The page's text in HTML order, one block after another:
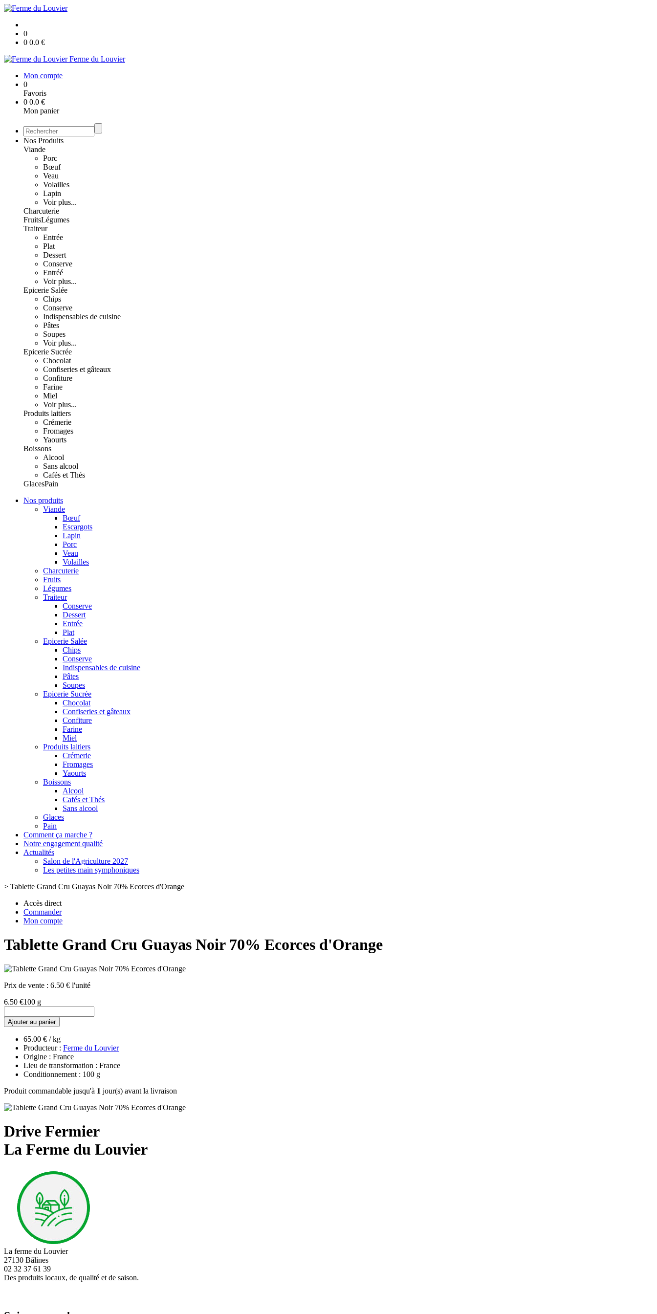
0
0 0.0 €
Ferme du Louvier
Mon compte
0
Favoris
0 0.0 €
Mon panier
Nos Produits
Viande
Porc
Bœuf
Veau
Volailles
Lapin
Voir plus...
Charcuterie
FruitsLégumes
Traiteur
Entrée
Plat
Dessert
Conserve
Entréé
Voir plus...
Epicerie Salée
Chips
Conserve
Indispensables de cuisine
Pâtes
Soupes
Voir plus...
Epicerie Sucrée
Chocolat
Confiseries et gâteaux
Confiture
Farine
Miel
Voir plus...
Produits laitiers
Crémerie
Fromages
Yaourts
Boissons
Alcool
Sans alcool
Cafés et Thés
GlacesPain
Nos produits
Viande
Bœuf
Escargots
Lapin
Porc
Veau
Volailles
Charcuterie
Fruits
Légumes
Traiteur
Conserve
Dessert
Entrée
Plat
Epicerie Salée
Chips
Conserve
Indispensables de cuisine
Pâtes
Soupes
Epicerie Sucrée
Chocolat
Confiseries et gâteaux
Confiture
Farine
Miel
Produits laitiers
Crémerie
Fromages
Yaourts
Boissons
Alcool
Cafés et Thés
Sans alcool
Glaces
Pain
Comment ça marche ?
Notre engagement qualité
Actualités
Salon de l'Agriculture 2027
Les petites main symphoniques
> Tablette Grand Cru Guayas Noir 70% Ecorces d'Orange
Accès direct
Commander
Mon compte
Tablette Grand Cru Guayas Noir 70% Ecorces d'Orange
Prix de vente : 6.50 € l'unité
6.50 €100 g
Ajouter au panier
65.00 € / kg
Producteur : Ferme du Louvier
Origine : France
Lieu de transformation : France
Conditionnement : 100 g
Produit commandable jusqu'à 1 jour(s) avant la livraison
Drive Fermier
La Ferme du Louvier
La ferme du Louvier
27130 Bâlines
02 32 37 61 39
Des produits locaux, de qualité et de saison.